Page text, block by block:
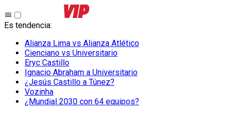
Es tendencia:
Alianza Lima vs Alianza Atlético
Cienciano vs Universitario
Eryc Castillo
Ignacio Abraham a Universitario
¿Jesús Castillo a Túnez?
Vozinha
¿Mundial 2030 con 64 equipos?